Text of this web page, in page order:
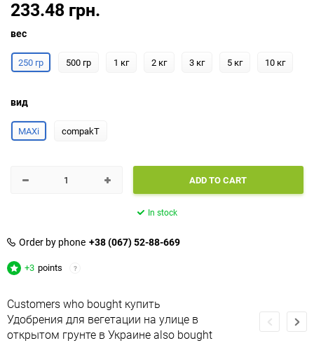
233.48 грн.
вес
250 гр 500 гр 1 кг 2 кг 3 кг 5 кг 10 кг
вид
MAXi compakT
ADD TO CART
In stock
Order by phone +38 (067) 52-88-669
+3 points ?
Customers who bought купить
Удобрения для вегетации на улице в
открытом грунте в Украине also bought